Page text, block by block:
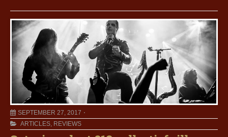
SEPTEMBER 27, 2017
ARTICLES, REVIEWS